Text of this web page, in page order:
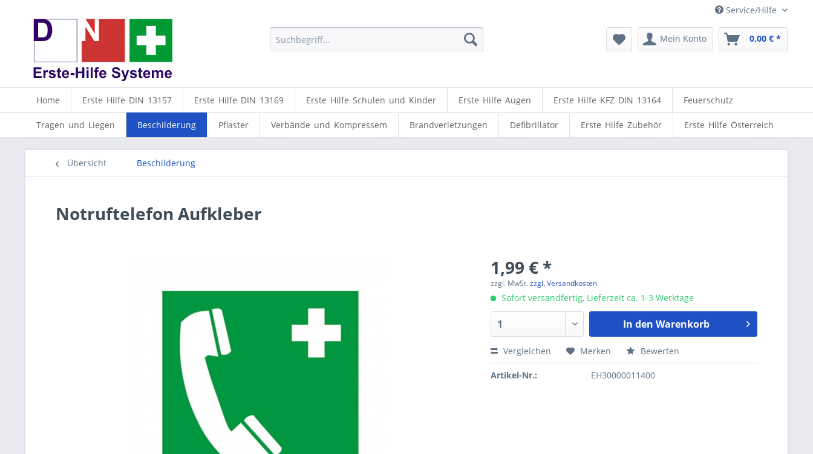
Service/Hilfe
Mein Konto 0,00 € *
Home Erste Hilfe DIN 13157 Erste Hilfe DIN 13169 Erste Hilfe Schulen und Kinder Erste Hilfe Augen Erste Hilfe KFZ DIN 13164 Feuerschutz
Tragen und Liegen Beschilderung Pflaster Verbände und Kompressem Brandverletzungen Defibrillator Erste Hilfe Zubehör Erste Hilfe Österreich
Übersicht Beschilderung
Notruftelefon Aufkleber
1,99 € *
zzgl. MwSt.zzgl. Versandkosten
Sofort versandfertig, Lieferzeit ca. 1-3 Werktage
In den Warenkorb
Vergleichen Merken Bewerten
Artikel-Nr.: EH30000011400